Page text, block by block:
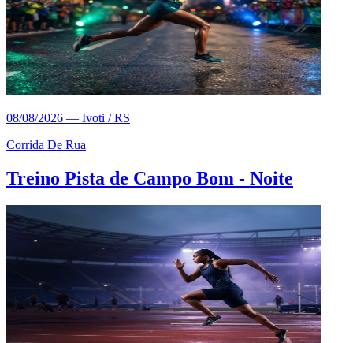
08/08/2026 — Ivoti / RS
Corrida De Rua
Treino Pista de Campo Bom - Noite